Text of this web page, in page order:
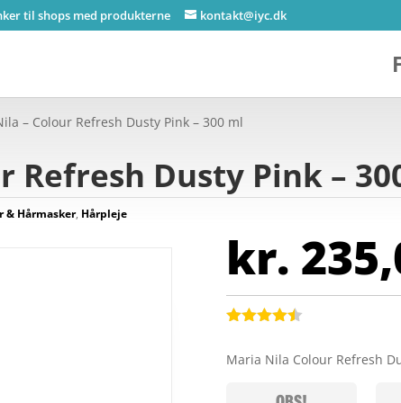
til shops med produkterne kontakt@iyc.dk
– Colour Refresh Dusty Pink – 300 ml
Refresh Dusty Pink –
& Hårmasker, Hårpleje
kr.
ud af 5
Maria Nila Colour Refresh